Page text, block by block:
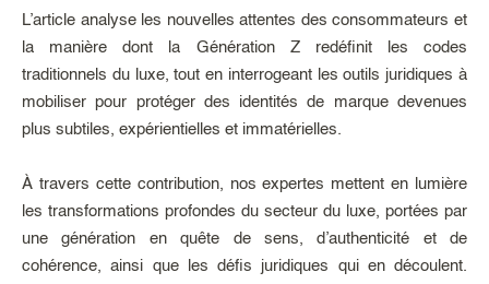
L’article analyse les nouvelles attentes des consommateurs et
la manière dont la Génération Z redéfinit les codes
traditionnels du luxe, tout en interrogeant les outils juridiques à
mobiliser pour protéger des identités de marque devenues
plus subtiles, expérientielles et immatérielles.
À travers cette contribution, nos expertes mettent en lumière
les transformations profondes du secteur du luxe, portées par
une génération en quête de sens, d’authenticité et de
cohérence, ainsi que les défis juridiques qui en découlent.